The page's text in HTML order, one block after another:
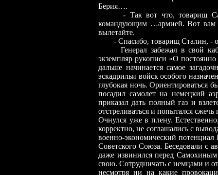
Берия….
- Так вот что, товарищ
командующим …армией. Вот вам
вылетайте.
- Спасибо, товарищ Сталин, -
Генерал забежал в свой
экземпляр рукописи «О
дальше начинается самое
эскадрильи войск особого
глубокая ночь. Ориентироваться
посадил самолет на немецкий
приказал дать полный газ и
отстреливаться и попытался
Очнулся уже в плену.
корректно, не соглашались с
военно-экономический
Советского Союза. Беседовали с
даже извинился перед Самохиным
свою. Сотрудничать с немцами и
несмотря ни на какие